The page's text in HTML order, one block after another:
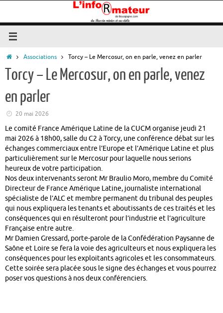
contenu
Accueil
Associations Torcy – Le Mercosur, on en parle, venez en parler
Torcy – Le Mercosur, on en parle, venez
en parler
20 mai 2026
Le comité France Amérique Latine de la CUCM organise jeudi 21
mai 2026 à 18h00, salle du C2 à Torcy, une conférence débat sur les
échanges commerciaux entre l’Europe et l’Amérique Latine et plus
particulièrement sur le Mercosur pour laquelle nous serions
heureux de votre participation.
Nos deux intervenants seront Mr Braulio Moro, membre du Comité
Directeur de France Amérique Latine, journaliste international
spécialiste de l’ALC et membre permanent du tribunal des peuples
qui nous expliquera les tenants et aboutissants de ces traités et les
conséquences qui en résulteront pour l’industrie et l’agriculture
Française entre autre.
Mr Damien Gressard, porte-parole de la Confédération Paysanne de
Saône et Loire se fera la voie des agriculteurs et nous expliquera les
conséquences pour les exploitants agricoles et les consommateurs.
Cette soirée sera placée sous le signe des échanges et vous pourrez
poser vos questions à nos deux conférenciers.